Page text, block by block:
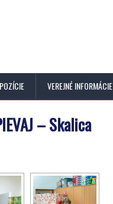
VEREJNÉ INFORMÁCIE
– Skalica